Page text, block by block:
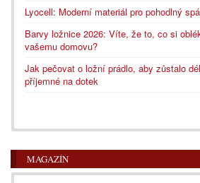
Lyocell: Moderní materiál pro pohodlný
Barvy ložnice 2026: Víte, že to, co si
vašemu domovu?
Jak pečovat o ložní prádlo, aby zůstalo
příjemné na dotek
MAGAZÍN